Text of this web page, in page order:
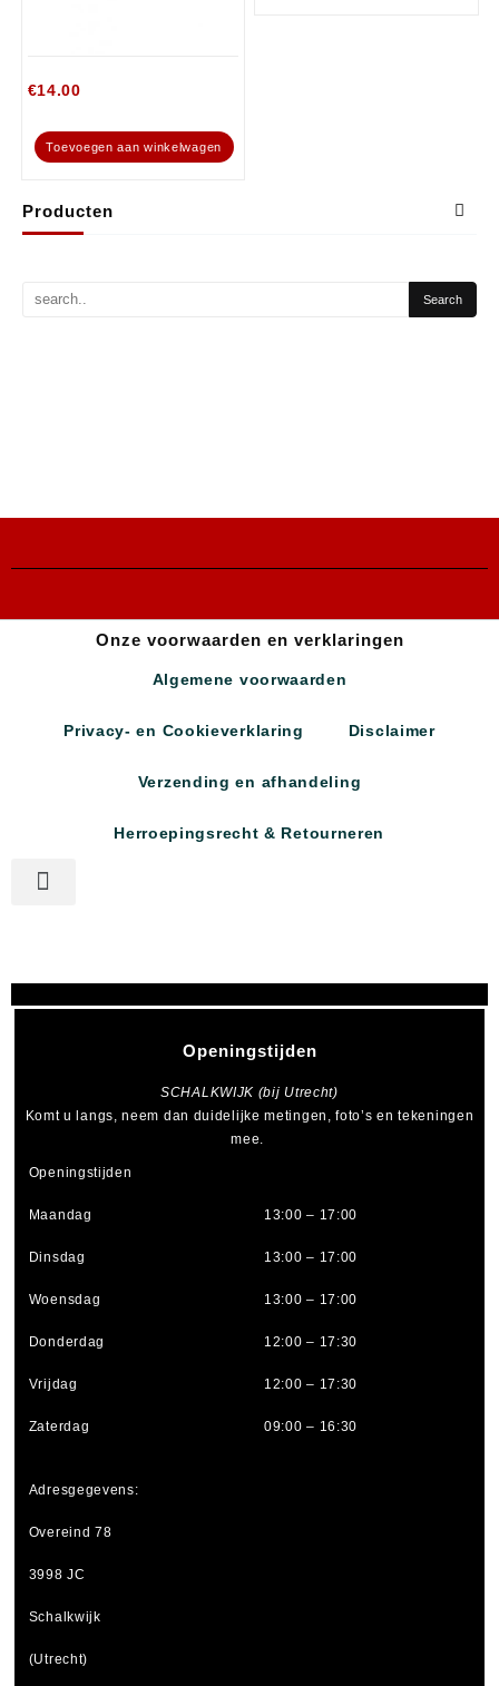
Producten
€14.00
Toevoegen aan winkelwagen
Onze voorwaarden en verklaringen
Algemene voorwaarden
Privacy- en Cookieverklaring Disclaimer
Verzending en afhandeling
Herroepingsrecht & Retourneren
Openingstijden
SCHALKWIJK (bij Utrecht)
Komt u langs, neem dan duidelijke metingen, foto’s en tekeningen
mee.
Openingstijden
Maandag 13:00 – 17:00
Dinsdag 13:00 – 17:00
Woensdag 13:00 – 17:00
Donderdag 12:00 – 17:30
Vrijdag 12:00 – 17:30
Zaterdag 09:00 – 16:30
Adresgegevens:
Overeind 78
3998 JC
Schalkwijk
(Utrecht)